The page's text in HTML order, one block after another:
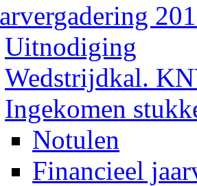
Uitnodiging
Wedstrijdkal.
Ingekomen
Notulen
Financieel